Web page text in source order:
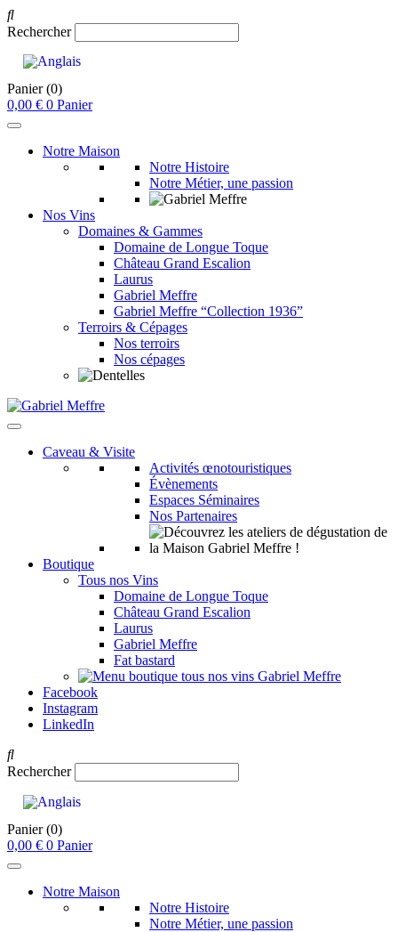
Rechercher
Panier (0)
0,00 € 0 Panier
Notre Maison
Notre Histoire
Notre Métier, une passion
Nos Vins
Domaines & Gammes
Domaine de Longue Toque
Château Grand Escalion
Laurus
Gabriel Meffre
Gabriel Meffre “Collection 1936”
Terroirs & Cépages
Nos terroirs
Nos cépages
Caveau & Visite
Activités œnotouristiques
Évènements
Espaces Séminaires
Nos Partenaires
Boutique
Tous nos Vins
Domaine de Longue Toque
Château Grand Escalion
Laurus
Gabriel Meffre
Fat bastard
Facebook
Instagram
LinkedIn
Rechercher
Panier (0)
0,00 € 0 Panier
Notre Maison
Notre Histoire
Notre Métier, une passion